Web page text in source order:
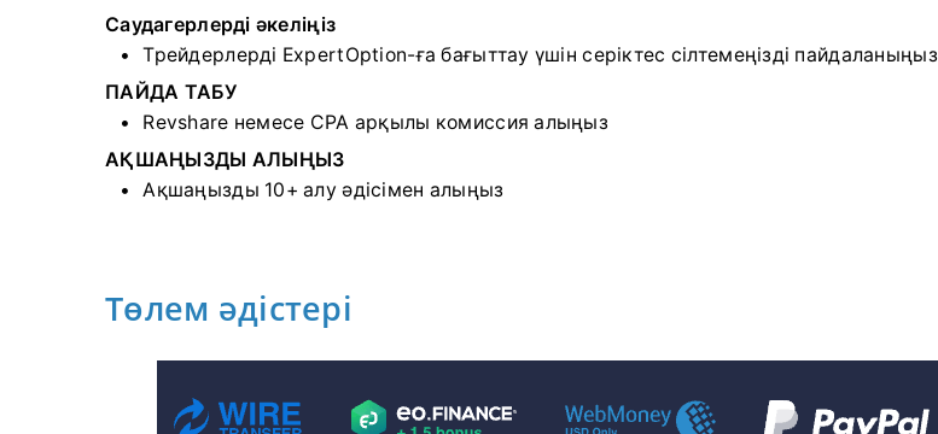
Саудагерлерді әкеліңіз
Трейдерлерді ExpertOption-ға бағыттау үшін серіктес сілтемеңізді пайдаланыңыз
ПАЙДА ТАБУ
Revshare немесе CPA арқылы комиссия алыңыз
АҚШАҢЫЗДЫ АЛЫҢЫЗ
Ақшаңызды 10+ алу әдісімен алыңыз
Төлем әдістері